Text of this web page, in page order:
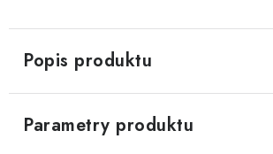
Popis produktu
Parametry produktu